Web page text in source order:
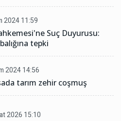
2024 11:59
Suç Duyurusu:
tepki
2024 14:56
tarım zehir coşmuş
2026 15:10